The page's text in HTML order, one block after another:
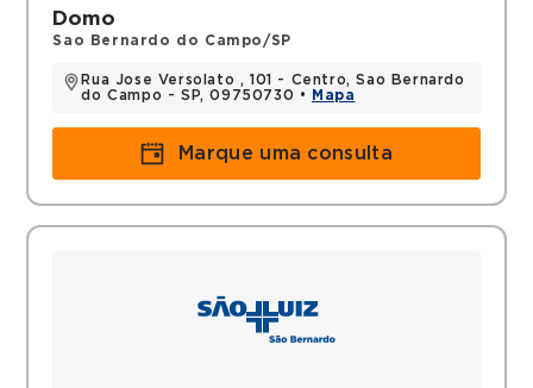
Domo
Sao Bernardo do Campo/SP
Rua Jose Versolato , 101 - Centro, Sao Bernardo
do Campo - SP, 09750730 •
Mapa
Marque uma consulta